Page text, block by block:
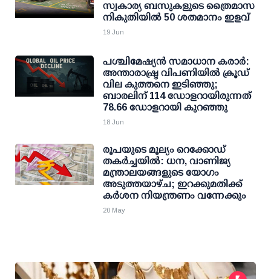
സ്വകാര്യ ബസുകളുടെ ത്രൈമാസ
നികുതിയില്‍ 50 ശതമാനം ഇളവ്
19 Jun
പശ്ചിമേഷ്യന്‍ സമാധാന കരാര്‍:
അന്താരാഷ്ട്ര വിപണിയില്‍ ക്രൂഡ്
വില കുത്തനെ ഇടിഞ്ഞു;
ബാരലിന് 114 ഡോളറായിരുന്നത്
78.66 ഡോളറായി കുറഞ്ഞു
18 Jun
രൂപയുടെ മൂല്യം റെക്കോഡ്
തകര്‍ച്ചയില്‍: ധന, വാണിജ്യ
മന്ത്രാലയങ്ങളുടെ യോഗം
അടുത്തയാഴ്ച; ഇറക്കുമതിക്ക്
കര്‍ശന നിയന്ത്രണം വന്നേക്കും
20 May